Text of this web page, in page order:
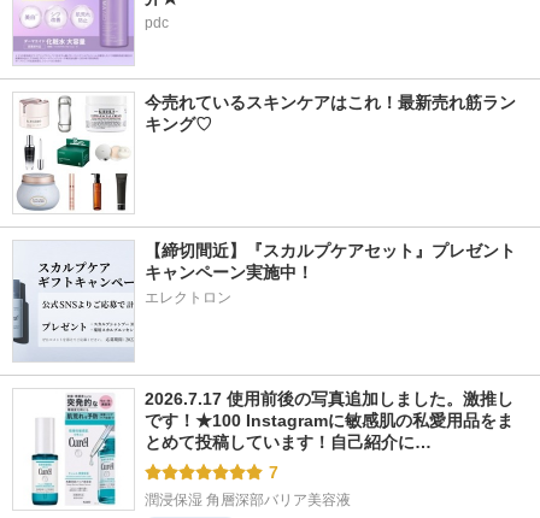
pdc
今売れているスキンケアはこれ！最新売れ筋ラン
キング♡
【締切間近】『スカルプケアセット』プレゼント
キャンペーン実施中！
エレクトロン
2026.7.17 使用前後の写真追加しました。激推し
です！★100 Instagramに敏感肌の私愛用品をま
とめて投稿しています！自己紹介に…
7
潤浸保湿 角層深部バリア美容液